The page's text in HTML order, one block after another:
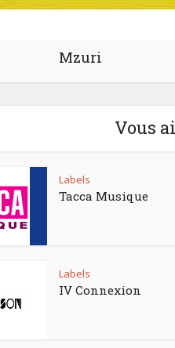
Mzuri
Vous
Labels
Tacca Musique
Labels
IV Connexion